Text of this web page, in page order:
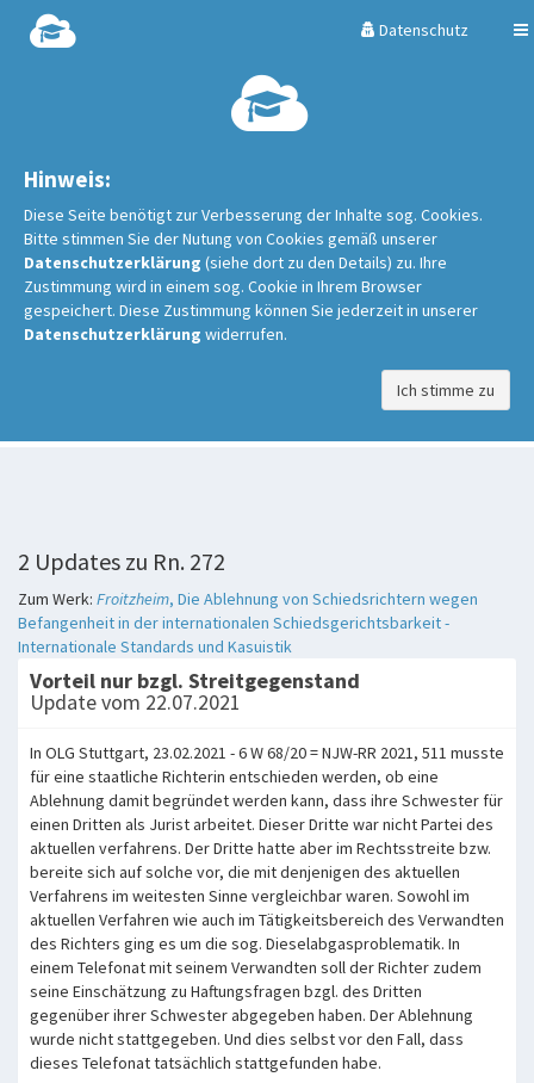
Hinweis:
Diese Seite benötigt zur Verbesserung der Inhalte sog. Cookies.
Bitte stimmen Sie der Nutung von Cookies gemäß unserer
Datenschutzerklärung (siehe dort zu den Details) zu. Ihre
Zustimmung wird in einem sog. Cookie in Ihrem Browser
gespeichert. Diese Zustimmung können Sie jederzeit in unserer
Datenschutzerklärung widerrufen.
Ich stimme zu
Datenschutz
2 Updates zu Rn. 272
Zum Werk: Froitzheim, Die Ablehnung von Schiedsrichtern wegen
Befangenheit in der internationalen Schiedsgerichtsbarkeit -
Internationale Standards und Kasuistik
Vorteil nur bzgl. Streitgegenstand
Update vom 22.07.2021
In OLG Stuttgart, 23.02.2021 - 6 W 68/20 = NJW-RR 2021, 511 musste
für eine staatliche Richterin entschieden werden, ob eine
Ablehnung damit begründet werden kann, dass ihre Schwester für
einen Dritten als Jurist arbeitet. Dieser Dritte war nicht Partei des
aktuellen verfahrens. Der Dritte hatte aber im Rechtsstreite bzw.
bereite sich auf solche vor, die mit denjenigen des aktuellen
Verfahrens im weitesten Sinne vergleichbar waren. Sowohl im
aktuellen Verfahren wie auch im Tätigkeitsbereich des Verwandten
des Richters ging es um die sog. Dieselabgasproblematik. In
einem Telefonat mit seinem Verwandten soll der Richter zudem
seine Einschätzung zu Haftungsfragen bzgl. des Dritten
gegenüber ihrer Schwester abgegeben haben. Der Ablehnung
wurde nicht stattgegeben. Und dies selbst vor den Fall, dass
dieses Telefonat tatsächlich stattgefunden habe.